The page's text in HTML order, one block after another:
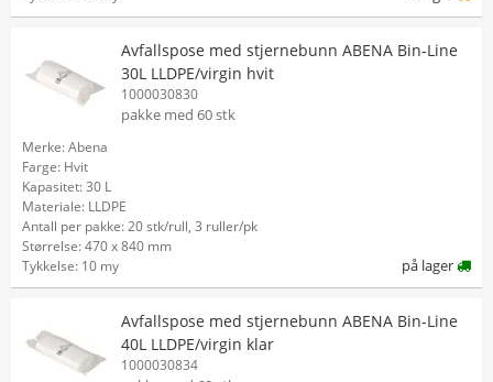
Avfallspose med stjernebunn ABENA Bin-Line
30L LLDPE/virgin hvit
1000030830
pakke med 60 stk
Merke: Abena
Farge: Hvit
Kapasitet: 30 L
Materiale: LLDPE
Antall per pakke: 20 stk/rull, 3 ruller/pk
Størrelse: 470 x 840 mm
Tykkelse: 10 my
på lager
Avfallspose med stjernebunn ABENA Bin-Line
40L LLDPE/virgin klar
1000030834